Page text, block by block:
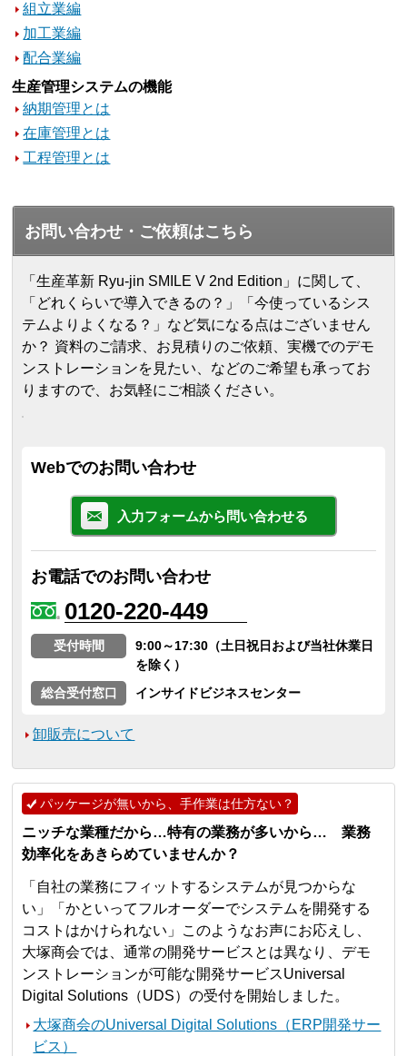
組立業編
加工業編
配合業編
生産管理システムの機能
納期管理とは
在庫管理とは
工程管理とは
お問い合わせ・ご依頼はこちら
「生産革新 Ryu-jin SMILE V 2nd Edition」に関して、
「どれくらいで導入できるの？」「今使っているシス
テムよりよくなる？」など気になる点はございません
か？ 資料のご請求、お見積りのご依頼、実機でのデモ
ンストレーションを見たい、などのご希望も承ってお
りますので、お気軽にご相談ください。
Webでのお問い合わせ
入力フォームから問い合わせる
お電話でのお問い合わせ
0120-220-449
受付時間
9:00～17:30（土日祝日および当社休業日
を除く）
総合受付窓口
インサイドビジネスセンター
卸販売について
パッケージが無いから、手作業は仕方ない？
ニッチな業種だから…特有の業務が多いから… 業務
効率化をあきらめていませんか？
「自社の業務にフィットするシステムが見つからな
い」「かといってフルオーダーでシステムを開発する
コストはかけられない」このようなお声にお応えし、
大塚商会では、通常の開発サービスとは異なり、デモ
ンストレーションが可能な開発サービスUniversal
Digital Solutions（UDS）の受付を開始しました。
大塚商会のUniversal Digital Solutions（ERP開発サー
ビス）